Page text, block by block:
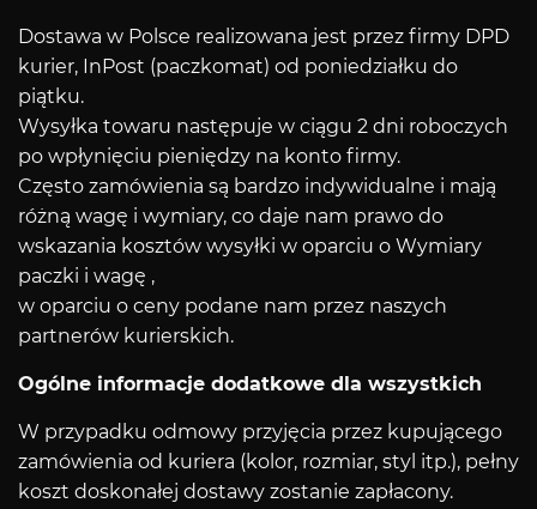
Dostawa w Polsce realizowana jest przez firmy DPD
kurier, InPost (paczkomat) od poniedziałku do
piątku.
Wysyłka towaru następuje w ciągu 2 dni roboczych
po wpłynięciu pieniędzy na konto firmy.
Często zamówienia są bardzo indywidualne i mają
różną wagę i wymiary, co daje nam prawo do
wskazania kosztów wysyłki w oparciu o Wymiary
paczki i wagę ,
w oparciu o ceny podane nam przez naszych
partnerów kurierskich.
Ogólne informacje dodatkowe dla wszystkich
W przypadku odmowy przyjęcia przez kupującego
zamówienia od kuriera (kolor, rozmiar, styl itp.), pełny
koszt doskonałej dostawy zostanie zapłacony.